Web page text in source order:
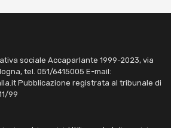
sociale Accaparlante 1999-2023, via
tel. 051/6415005 E-mail:
Pubblicazione registrata al tribunale di
99